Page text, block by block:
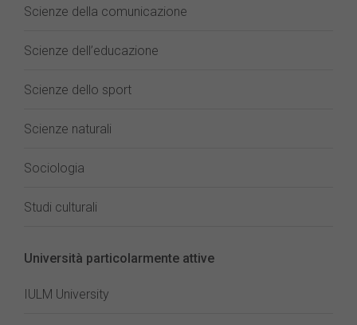
Scienze della comunicazione
Scienze dell’educazione
Scienze dello sport
Scienze naturali
Sociologia
Studi culturali
Università particolarmente attive
IULM University